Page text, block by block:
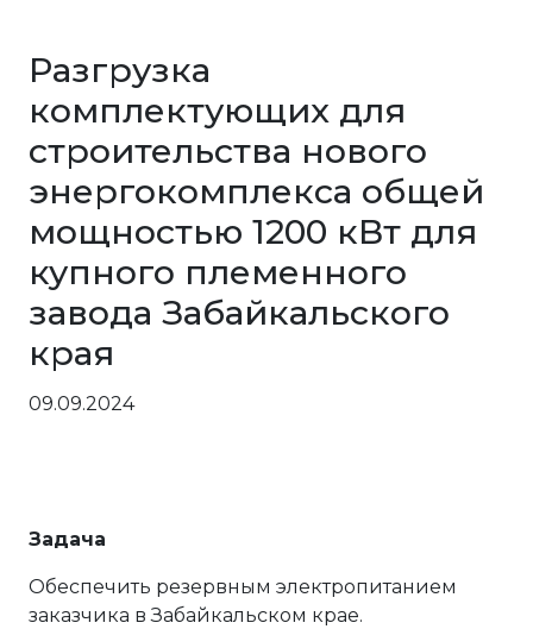
Разгрузка
комплектующих для
строительства нового
энергокомплекса общей
мощностью 1200 кВт для
купного племенного
завода Забайкальского
края
09.09.2024
Задача
Обеспечить резервным электропитанием
заказчика в Забайкальском крае.